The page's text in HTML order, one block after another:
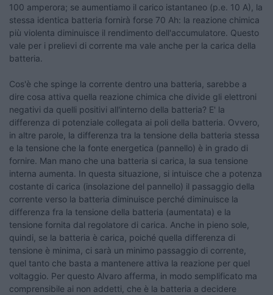
100 amperora; se aumentiamo il carico istantaneo (p.e. 10 A), la
stessa identica batteria fornirà forse 70 Ah: la reazione chimica
più violenta diminuisce il rendimento dell'accumulatore. Questo
vale per i prelievi di corrente ma vale anche per la carica della
batteria.
Cos'è che spinge la corrente dentro una batteria, sarebbe a
dire cosa attiva quella reazione chimica che divide gli elettroni
negativi da quelli positivi all'interno della batteria? E' la
differenza di potenziale collegata ai poli della batteria. Ovvero,
in altre parole, la differenza tra la tensione della batteria stessa
e la tensione che la fonte energetica (pannello) è in grado di
fornire. Man mano che una batteria si carica, la sua tensione
interna aumenta. In questa situazione, si intuisce che a potenza
costante di carica (insolazione del pannello) il passaggio della
corrente verso la batteria diminuisce perché diminuisce la
differenza fra la tensione della batteria (aumentata) e la
tensione fornita dal regolatore di carica. Anche in pieno sole,
quindi, se la batteria è carica, poiché quella differenza di
tensione è minima, ci sarà un minimo passaggio di corrente,
quel tanto che basta a mantenere attiva la reazione per quel
voltaggio. Per questo Alvaro afferma, in modo semplificato ma
comprensibile ai non addetti, che è la batteria a decidere